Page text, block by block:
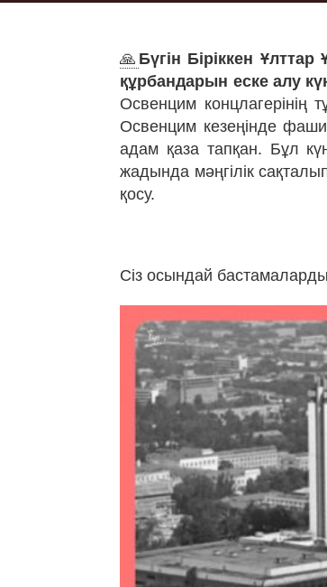
🙏 Бүгін Біріккен
құрбандарын еске алу
Освенцим концлагерінің
Освенцим кезеңінде
адам қаза тапқан. Бұл
жадында мәңгілік
қосу.
Сіз осындай